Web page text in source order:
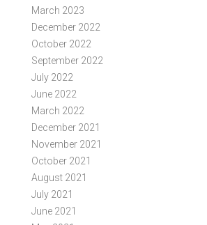
March 2023
December 2022
October 2022
September 2022
July 2022
June 2022
March 2022
December 2021
November 2021
October 2021
August 2021
July 2021
June 2021